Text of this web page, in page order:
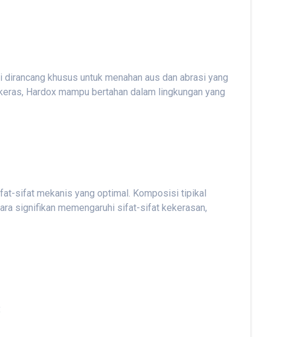
khusus untuk menahan aus dan abrasi yang
Hardox mampu bertahan dalam lingkungan yang
sifat mekanis yang optimal. Komposisi tipikal
signifikan memengaruhi sifat-sifat kekerasan,